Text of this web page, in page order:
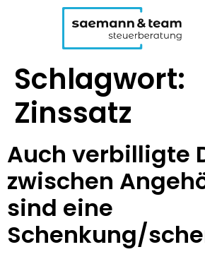
Schlagwort:
Zinssatz
Auch verbilligte
zwischen
sind eine
Schenkung/